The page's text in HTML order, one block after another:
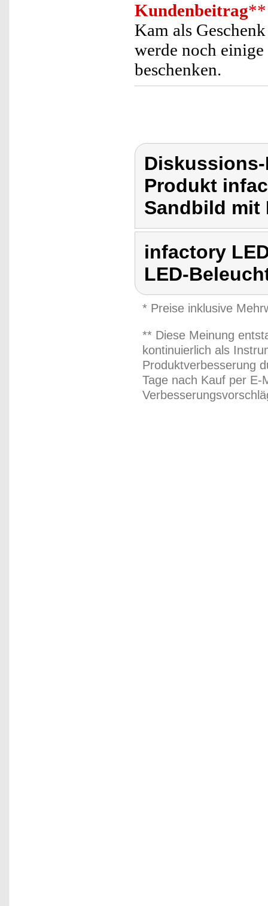
Kundenbeitrag**
Kam als
werde noch
beschenken.
Produkt
Sandbild mit
infactory
LED-
* Preise inklusive
** Diese Meinung
kontinuierlich als
Produktverbesserung
Tage nach Kauf per E-